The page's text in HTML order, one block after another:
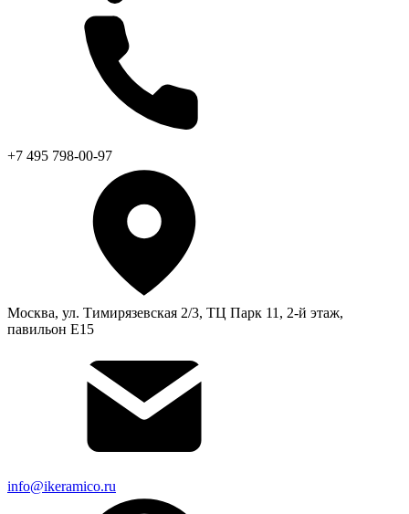
+7 495 798-00-97
Москва, ул. Тимирязевская 2/3, ТЦ Парк 11, 2-й этаж,
павильон Е15
info@ikeramico.ru